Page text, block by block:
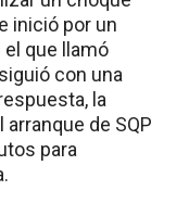
inició por un
que llamó
con una
la
de SQP
para